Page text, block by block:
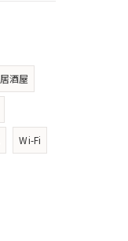
居酒屋
Wi-Fi